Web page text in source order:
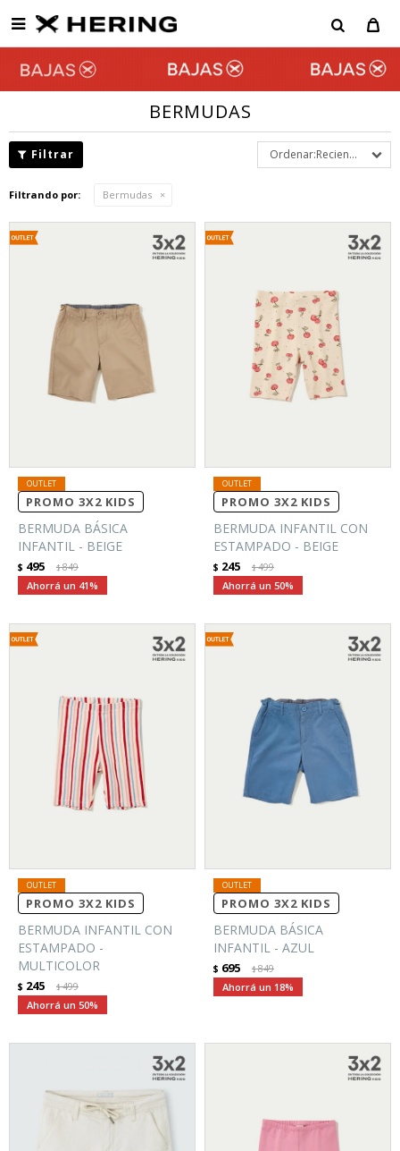

BERMUDAS
Recientes
Filtrando por: Bermudas
PROMO 3X2 KIDS
BERMUDA BÁSICA
INFANTIL - BEIGE
$ 495 $849
41
PROMO 3X2 KIDS
BERMUDA INFANTIL CON
ESTAMPADO - BEIGE
$ 245 $499
50
PROMO 3X2 KIDS
BERMUDA INFANTIL CON
ESTAMPADO -
MULTICOLOR
$ 245 $499
50
PROMO 3X2 KIDS
BERMUDA BÁSICA
INFANTIL - AZUL
$ 695 $849
18